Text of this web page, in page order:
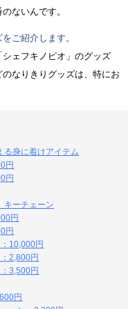
ないんです。
ご紹介します。
ェフキノピオ」のグッズ
なりきりグッズは、特にお
る身に着けアイテム
円
円
キーチェーン
円
円
10,000円
2,800円
3,500円
円